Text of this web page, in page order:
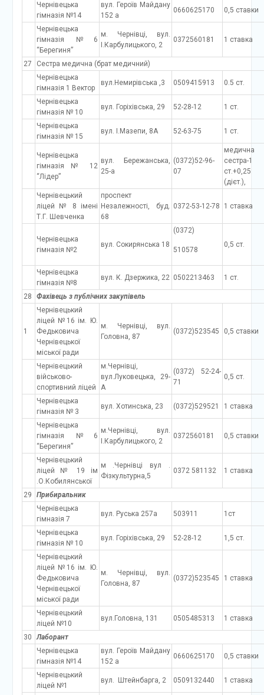
Чернівецька
гімназія №14
вул. Героїв Майдану
152 а
0660625170 0,5 ставки
Чернівецька
гімназія №6
“Берегиня”
м. Чернівці, вул.
І.Карбулицького, 2
0372560181 1 ставка
27
Сестра медична (брат медичний)
Чернівецька
гімназія 1 Вектор
вул.Немирівська ,3 0509415913 0.5 ст.
Чернівецька
гімназія № 10
вул. Горіхівська, 29 52-28-12 1 ст.
Чернівецька
гімназія № 15
вул. І.Мазепи, 8А 52-63-75 1 ст.
Чернівецька
гімназія № 12
“Лідер”
вул. Бережанська,
25-а
(0372)52-96-
07
медична
сестра-1
ст.+0,25
(дієт.),
Чернівецький
ліцей № 8 імені
Т.Г. Шевченка
проспект
Незалежності, буд.
68
0372-53-12-78 1 ставка
Чернівецька
гімназія №2
вул. Сокирянська 18
(0372)
510578
0,5 ст.
Чернівецька
гімназія №8
вул. К. Дзержика, 22 0502213463 1 ст.
28 Фахівець з публічних закупівель
1
Чернівецький
ліцей №16 ім. Ю.
Федьковича
Чернівецької
міської ради
м. Чернівці, вул.
Головна, 87
(0372)523545 0,5 ставки
Чернівецький
військово-
спортивний ліцей
м.Чернівці,
вул.Луковецька, 29-
А
(0372) 52-24-
71
0,5 ст.
Чернівецька
гімназія № 3
вул. Хотинська, 23 (0372)529521 1 ставка
Чернівецька
гімназія №6
“Берегиня”
м.Чернівці, вул.
І.Карбулицького, 2
0372560181 0,5 ставки
Чернівецький
ліцей № 19 ім
.О.Кобилянської
м .Чернівці вул .
Фізкультурна,5
0372 581132 1 ставка
29
Прибиральник
Чернівецька
гімназія 7
вул. Руська 257а 503911 1ст
Чернівецька
гімназія № 10
вул. Горіхівська, 29 52-28-12 1,5 ст.
Чернівецький
ліцей №16 ім. Ю.
Федьковича
Чернівецької
міської ради
м. Чернівці, вул.
Головна, 87
(0372)523545 1 ставка
Чернівецький
ліцей №10
вул.Головна, 131 0505485313 1 ставка
30
Лаборант
Чернівецька
гімназія №14
вул. Героїв Майдану
152 а
0660625170 0,5 ставки
Чернівецький
ліцей №1
вул. Штейнбарга, 2 0509132440 1 ставка